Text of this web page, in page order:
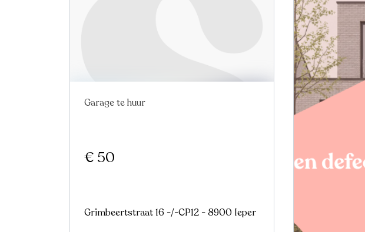
Garage te huur
€ 50
Grimbeertstraat 16 -/-CP12 - 8900 Ieper